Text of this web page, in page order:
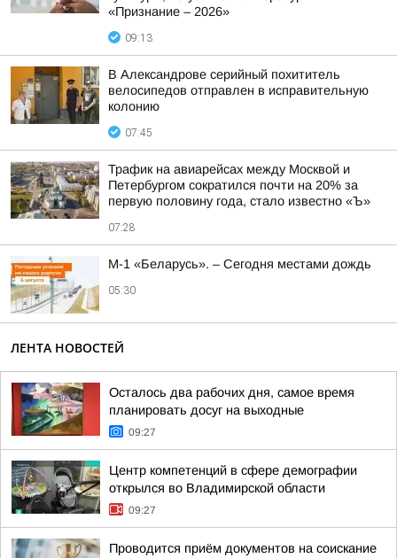
«Признание – 2026»
09:13
В Александрове серийный похититель
велосипедов отправлен в исправительную
колонию
07:45
Трафик на авиарейсах между Москвой и
Петербургом сократился почти на 20% за
первую половину года, стало известно «Ъ»
07:28
М-1 «Беларусь». – Сегодня местами дождь
05:30
ЛЕНТА НОВОСТЕЙ
Осталось два рабочих дня, самое время
планировать досуг на выходные
09:27
Центр компетенций в сфере демографии
открылся во Владимирской области
09:27
Проводится приём документов на соискание